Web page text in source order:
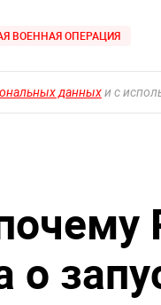
ВОЕННАЯ ОПЕРАЦИЯ
данныхи с
о